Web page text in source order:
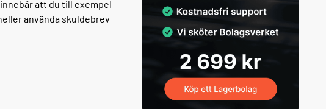
att du till exempel
använda skuldebrev